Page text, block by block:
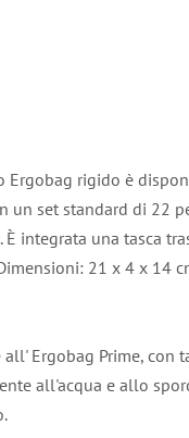
Ergobag rigido è
un set standard di 22
integrata una tasca
21 x 4 x 14
Ergobag Prime, con
all'acqua e allo